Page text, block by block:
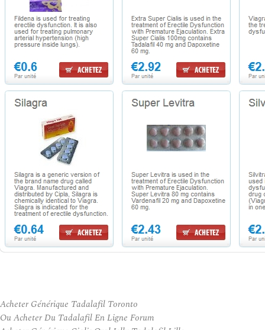
Acheter Générique Tadalafil Toronto
Ou Acheter Du Tadalafil En Ligne Forum